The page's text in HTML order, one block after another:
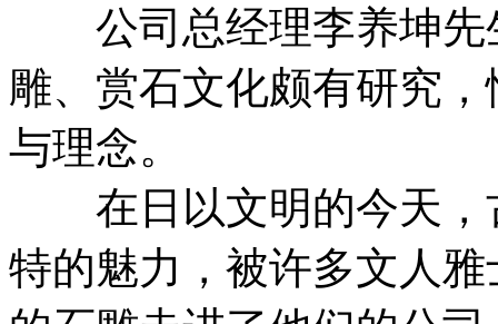
公司总经理李养坤先
雕、赏石文化颇有研究
与理念。
在日以文明的今天，
特的魅力，被许多文人